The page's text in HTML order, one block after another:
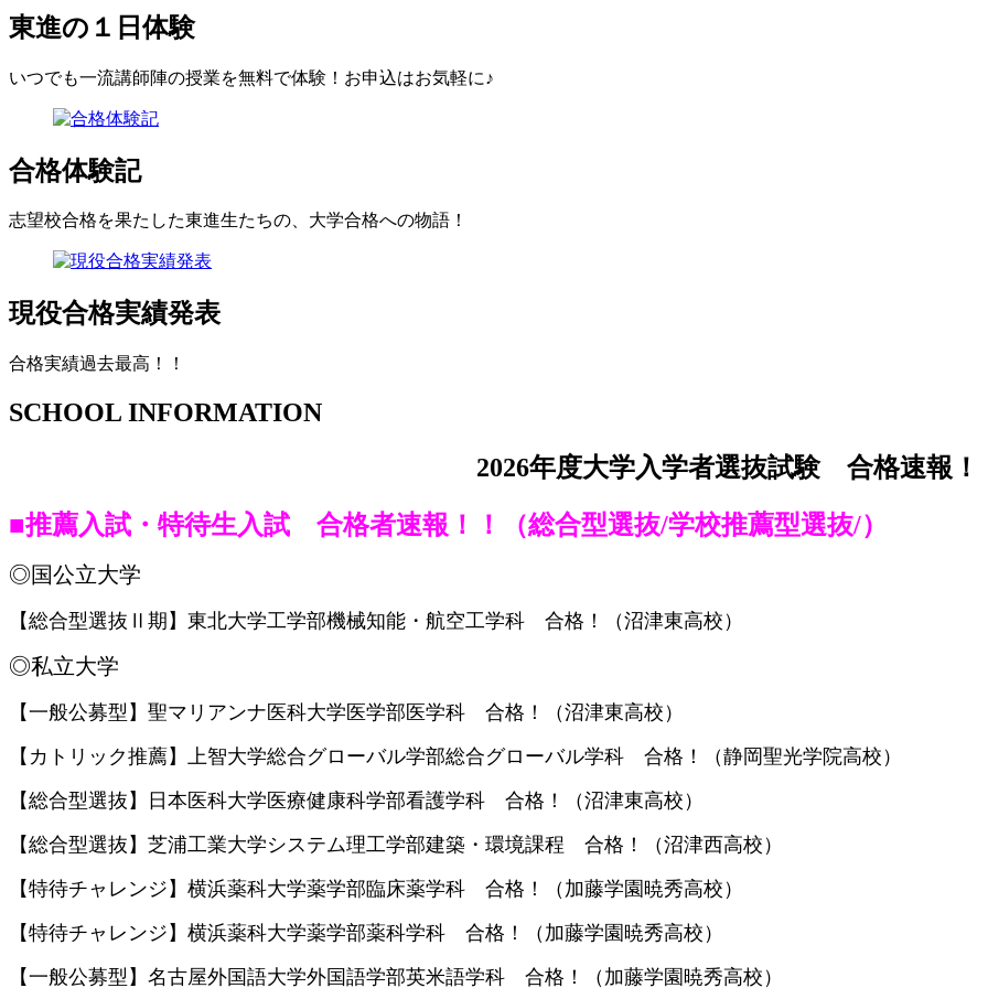
東進の１日体験
いつでも一流講師陣の授業を無料で体験！お申込はお気軽に♪
合格体験記
志望校合格を果たした東進生たちの、大学合格への物語！
現役合格実績発表
合格実績過去最高！！
SCHOOL INFORMATION
2026年度大学入学者選抜試験 合格速報！
■推薦入試・特待生入試 合格者速報！！（総合型選抜/学校推薦型選抜/）
◎国公立大学
【総合型選抜Ⅱ期】東北大学工学部機械知能・航空工学科 合格！（沼津東高校）
◎私立大学
【一般公募型】聖マリアンナ医科大学医学部医学科 合格！（沼津東高校）
【カトリック推薦】上智大学総合グローバル学部総合グローバル学科 合格！（静岡聖光学院高校）
【総合型選抜】日本医科大学医療健康科学部看護学科 合格！（沼津東高校）
【総合型選抜】芝浦工業大学システム理工学部建築・環境課程 合格！（沼津西高校）
【特待チャレンジ】横浜薬科大学薬学部臨床薬学科 合格！
（加藤学園暁秀高校）
【特待チャレンジ】 横浜薬科大学薬学部薬科学科 合格！（加藤学園暁秀高校）
【一般公募型】名古屋外国語大学外国語学部英米語学科 合格！（加藤学園暁秀高校）